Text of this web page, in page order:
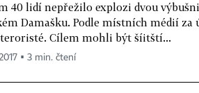
40 lidí nepřežilo explozi dvou
Damašku. Podle místních médií za
Cílem mohli být šíitští...
▪ 3 min. čtení